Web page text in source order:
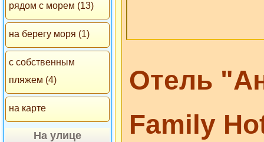
рядом с морем (13)
на берегу моря (1)
с собственным
пляжем (4)
на карте
На улице
Отель
Family